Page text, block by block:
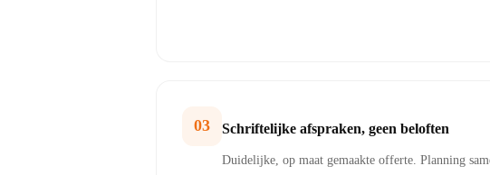
03 Schriftelijke afspraken, geen beloften
Duidelijke, op maat gemaakte offerte. Planning